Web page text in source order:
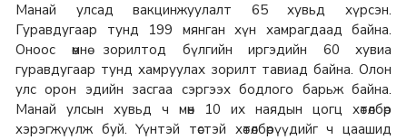
Манай улсад вакцинжуулалт 65 хувьд хүрсэн.
Гуравдугаар тунд 199 мянган хүн хамрагдаад байна.
Оноос өмнө зорилтод бүлгийн иргэдийн 60 хувиа
гуравдугаар тунд хамруулах зорилт тавиад байна. Олон
улс орон эдийн засгаа сэргээх бодлого барьж байна.
Манай улсын хувьд ч мөн 10 их наядын цогц хөтөлбөр
хэрэгжүүлж буй. Үүнтэй төстэй хөтөлбөрүүдийг ч цаашид